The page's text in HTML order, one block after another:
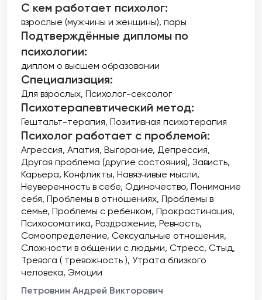
С кем работает психолог:
взрослые (мужчины и женщины), пары
Подтверждённые дипломы по
психологии:
диплом о высшем образовании
Специализация:
Для взрослых Психолог-сексолог
Психотерапевтический метод:
Гештальт-терапия Позитивная психотерапия
Психолог работает с проблемой:
Агрессия Апатия Выгорание Депрессия
Другая проблема (другие состояния) Зависть
Карьера Конфликты Навязчивые мысли
Неуверенность в себе Одиночество Понимание
себя Проблемы в отношениях Проблемы в
семье Проблемы с ребенком Прокрастинация
Психосоматика Раздражение Ревность
Самоопределение Сексуальные отношения
Сложности в общении с людьми Стресс Стыд
Тревога ( тревожность ) Утрата близкого
человека Эмоции
Петровнин Андрей Викторович